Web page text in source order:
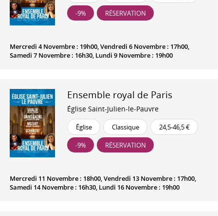
-9% RÉSERVATION
Mercredi 4 Novembre : 19h00, Vendredi 6 Novembre : 17h00,
Samedi 7 Novembre : 16h30, Lundi 9 Novembre : 19h00
Ensemble royal de Paris
Église Saint-Julien-le-Pauvre
Église Classique 24,5-46,5 €
-9% RÉSERVATION
Mercredi 11 Novembre : 18h00, Vendredi 13 Novembre : 17h00,
Samedi 14 Novembre : 16h30, Lundi 16 Novembre : 19h00